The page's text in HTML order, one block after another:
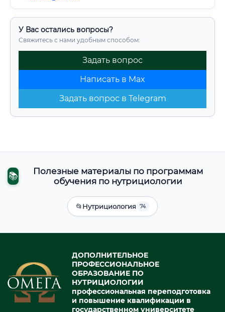
У Вас остались вопросы?
Свяжитесь с нами удобным способом:
Задать вопрос
Написать в Max
Задать вопрос в Telegram
📚
Полезные материалы по программам
обучения по нутрициологии
📂Нутрициология 74
ДОПОЛНИТЕЛЬНОЕ
ПРОФЕССИОНАЛЬНОЕ
ОБРАЗОВАНИЕ ПО
НУТРИЦИОЛОГИИ
профессиональная переподготовка
и повышение квалификации в
государственном университете